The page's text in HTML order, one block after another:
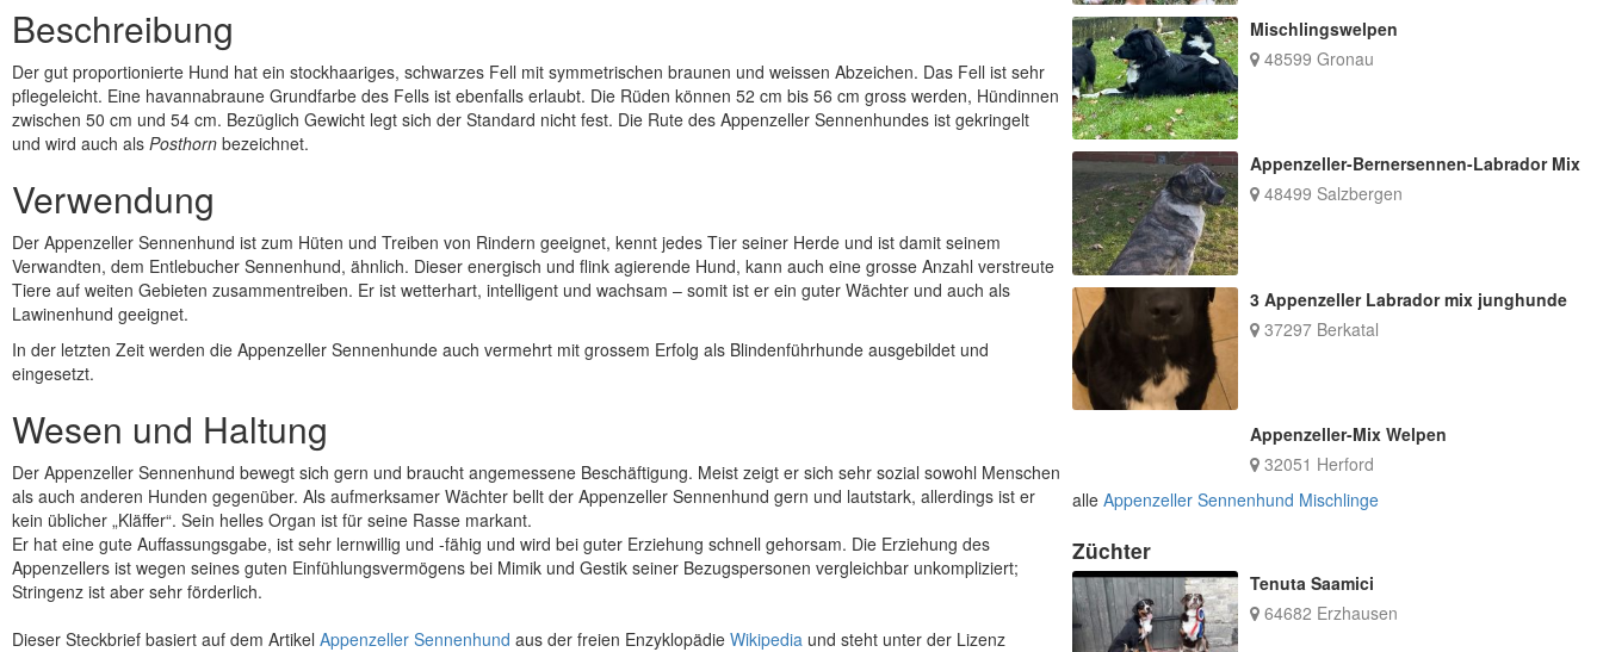
Beschreibung
Der gut proportionierte Hund hat ein stockhaariges, schwarzes Fell mit symmetrischen braunen und weissen Abzeichen. Das Fell ist sehr
pflegeleicht. Eine havannabraune Grundfarbe des Fells ist ebenfalls erlaubt. Die Rüden können 52 cm bis 56 cm gross werden, Hündinnen
zwischen 50 cm und 54 cm. Bezüglich Gewicht legt sich der Standard nicht fest. Die Rute des Appenzeller Sennenhundes ist gekringelt
und wird auch als Posthorn bezeichnet.
Verwendung
Der Appenzeller Sennenhund ist zum Hüten und Treiben von Rindern geeignet, kennt jedes Tier seiner Herde und ist damit seinem
Verwandten, dem Entlebucher Sennenhund, ähnlich. Dieser energisch und flink agierende Hund, kann auch eine grosse Anzahl verstreute
Tiere auf weiten Gebieten zusammentreiben. Er ist wetterhart, intelligent und wachsam – somit ist er ein guter Wächter und auch als
Lawinenhund geeignet.
In der letzten Zeit werden die Appenzeller Sennenhunde auch vermehrt mit grossem Erfolg als Blindenführhunde ausgebildet und
eingesetzt.
Wesen und Haltung
Der Appenzeller Sennenhund bewegt sich gern und braucht angemessene Beschäftigung. Meist zeigt er sich sehr sozial sowohl Menschen
als auch anderen Hunden gegenüber. Als aufmerksamer Wächter bellt der Appenzeller Sennenhund gern und lautstark, allerdings ist er
kein üblicher „Kläffer“. Sein helles Organ ist für seine Rasse markant.
Er hat eine gute Auffassungsgabe, ist sehr lernwillig und -fähig und wird bei guter Erziehung schnell gehorsam. Die Erziehung des
Appenzellers ist wegen seines guten Einfühlungsvermögens bei Mimik und Gestik seiner Bezugspersonen vergleichbar unkompliziert;
Stringenz ist aber sehr förderlich.
Dieser Steckbrief basiert auf dem Artikel Appenzeller Sennenhund aus der freien Enzyklopädie Wikipedia und steht unter der Lizenz
Mischlingswelpen
48599 Gronau
Appenzeller-Bernersennen-Labrador Mix
48499 Salzbergen
3 Appenzeller Labrador mix junghunde
37297 Berkatal
Appenzeller-Mix Welpen
32051 Herford
alleAppenzeller Sennenhund Mischlinge
Züchter
Tenuta Saamici
64682 Erzhausen